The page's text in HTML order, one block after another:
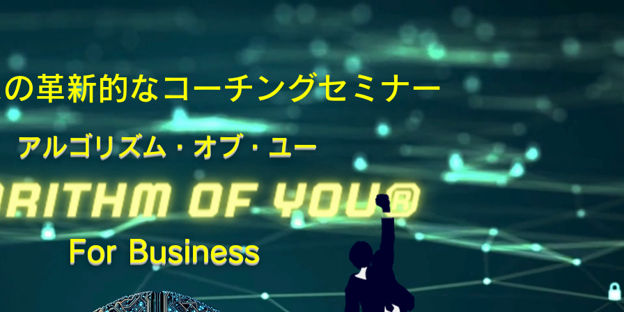
革新的なコーチングセミナー
アルゴリズム・オブ・ユー
For Business